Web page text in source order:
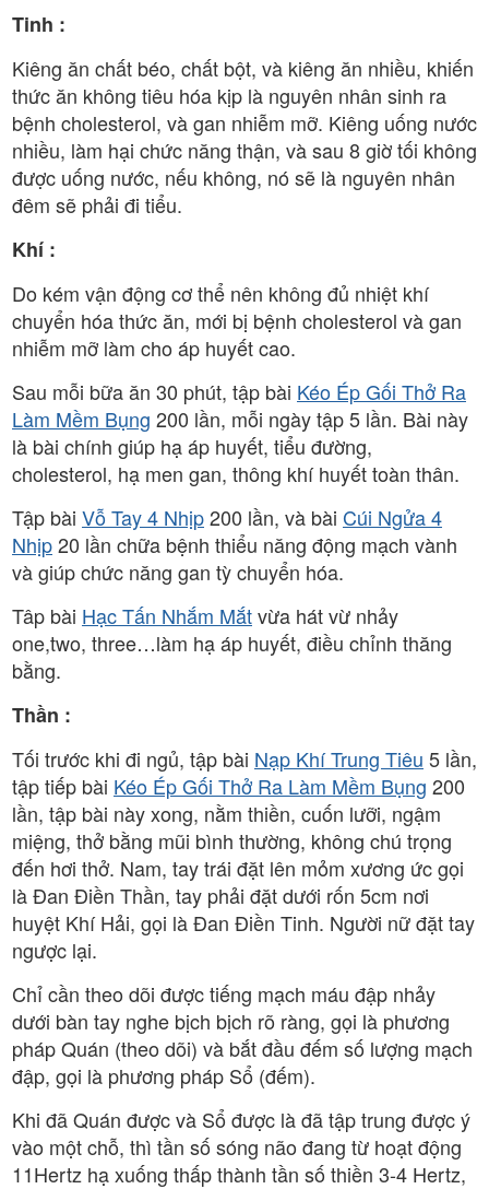
Tinh :
Kiêng ăn chất béo, chất bột, và kiêng ăn nhiều, khiến
thức ăn không tiêu hóa kịp là nguyên nhân sinh ra
bệnh cholesterol, và gan nhiễm mỡ. Kiêng uống nước
nhiều, làm hại chức năng thận, và sau 8 giờ tối không
được uống nước, nếu không, nó sẽ là nguyên nhân
đêm sẽ phải đi tiểu.
Khí :
Do kém vận động cơ thể nên không đủ nhiệt khí
chuyển hóa thức ăn, mới bị bệnh cholesterol và gan
nhiễm mỡ làm cho áp huyết cao.
Sau mỗi bữa ăn 30 phút, tập bài Kéo Ép Gối Thở Ra
Làm Mềm Bụng 200 lần, mỗi ngày tập 5 lần. Bài này
là bài chính giúp hạ áp huyết, tiểu đường,
cholesterol, hạ men gan, thông khí huyết toàn thân.
Tập bài Vỗ Tay 4 Nhịp200 lần, và bài Cúi Ngửa 4
Nhịp20 lần chữa bệnh thiểu năng động mạch vành
và giúp chức năng gan tỳ chuyển hóa.
Tâp bài Hạc Tấn Nhắm Mắtvừa hát vừ nhảy
one,two, three…làm hạ áp huyết, điều chỉnh thăng
bằng.
Thần :
Tối trước khi đi ngủ, tập bài Nạp Khí Trung Tiêu 5 lần,
tập tiếp bài Kéo Ép Gối Thở Ra Làm Mềm Bụng 200
lần, tập bài này xong, nằm thiền, cuốn lưỡi, ngậm
miệng, thở bằng mũi bình thường, không chú trọng
đến hơi thở. Nam, tay trái đặt lên mỏm xương ức gọi
là Đan Điền Thần, tay phải đặt dưới rốn 5cm nơi
huyệt Khí Hải, gọi là Đan Điền Tinh. Người nữ đặt tay
ngược lại.
Chỉ cần theo dõi được tiếng mạch máu đập nhảy
dưới bàn tay nghe bịch bịch rõ ràng, gọi là phương
pháp Quán (theo dõi) và bắt đầu đếm số lượng mạch
đập, gọi là phương pháp Sổ (đếm).
Khi đã Quán được và Sổ được là đã tập trung được ý
vào một chỗ, thì tần số sóng não đang từ hoạt động
11Hertz hạ xuống thấp thành tần số thiền 3-4 Hertz,